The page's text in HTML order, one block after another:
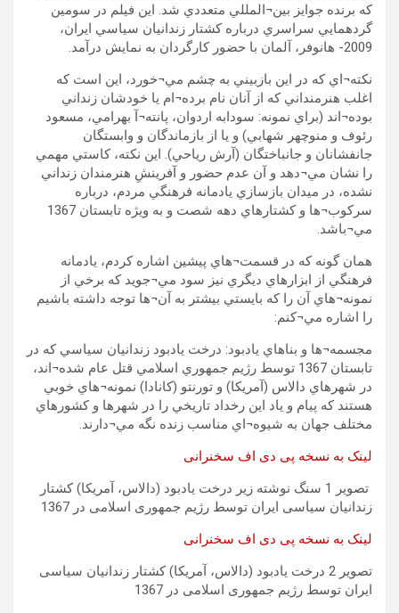
که برنده جوايز بين¬المللي متعددي شد. اين فيلم در سومين
گردهمايي سراسري درباره کشتار زندانيان سياسي ايران،
2009- هانوفر، آلمان با حضور کارگردان به نمايش درآمد.
نکته¬اي که در اين بازبيني به چشم مي¬خورد، اين است که
اغلب هنرمنداني که از آنان نام برده¬ام يا خودشان زنداني
بوده¬اند (براي نمونه: سودابه اردوان، پانته¬آ بهرامي، مسعود
رئوف و منوچهر شهابي) و يا از بازماندگان و وابستگان
جانفشانان و جانباختگان (آرش رياحي). اين نکته، کاستي مهمي
را نشان مي¬دهد و آن عدم حضور و آفرينشِ هنرمندان زنداني
نشده، در ميدان بازسازي يادمانه فرهنگي مردم، درباره
سرکوب¬ها و کشتارهاي دهه شصت و به ويژه تابستان 1367
مي¬باشد.
همان گونه که در قسمت¬هاي پيشين اشاره کردم، يادمانه
فرهنگي از ابزارهاي ديگري نيز سود مي¬جويد که برخي از
نمونه¬هاي آن را که بايستي بيشتر به آن¬ها توجه داشته باشيم
را اشاره مي¬کنم:
مجسمه¬ها و بناهاي يادبود: درخت يادبود زندانيان سياسي که در
تابستان 1367 توسط رژيم جمهوري اسلامي قتل عام شده¬اند،
در شهرهاي دالاس (آمريکا) و تورنتو (کانادا) نمونه¬هاي خوبي
هستند که پيام و ياد اين رخداد تاريخي را در شهرها و کشورهاي
مختلف جهان به شيوه¬اي مناسب زنده نگه مي¬دارند.
لینک به نسخه پی دی اف سخنرانی
تصوير 1 سنگ نوشته زیر درخت يادبود (دالاس، آمريکا) کشتار
زندانيان سياسی ايران توسط رژيم جمهوری اسلامی در 1367
لینک به نسخه پی دی اف سخنرانی
تصوير 2 درخت يادبود (دالاس، آمريکا) کشتار زندانيان سياسی
ايران توسط رژيم جمهوری اسلامی در 1367